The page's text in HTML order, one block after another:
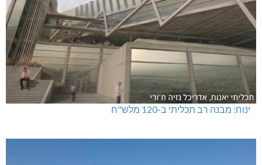
ינוח: מבנה רב תכליתי ב-120 מלש"ח